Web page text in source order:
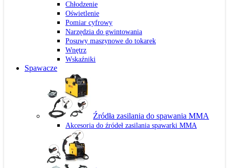
Chłodzenie
Oświetlenie
Pomiar cyfrowy
Narzędzia do gwintowania
Posuwy maszynowe do tokarek
Wnętrz
Wskaźniki
Spawacze
Źródła zasilania do spawania MMA
Akcesoria do źródeł zasilania spawarki MMA